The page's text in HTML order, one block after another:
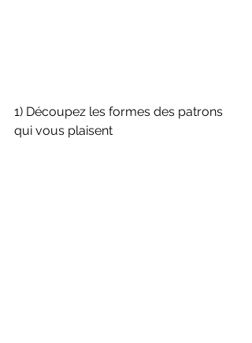
1) Découpez les formes des patrons
qui vous plaisent